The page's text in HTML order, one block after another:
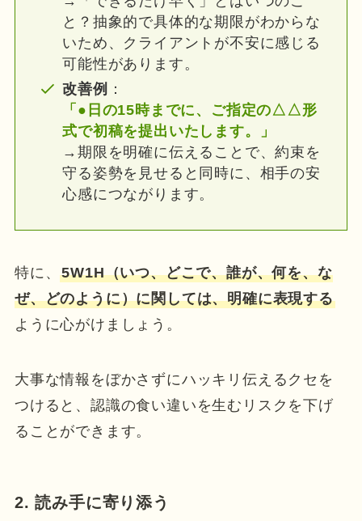
と？抽象的で具体的な期限がわからな
いため、クライアントが不安に感じる
可能性があります。
改善例 ：
「●日の15時までに、ご指定の△△形
式で初稿を提出いたします。」
→期限を明確に伝えることで、約束を
守る姿勢を見せると同時に、相手の安
心感につながります。
特に、5W1H（いつ、どこで、誰が、何を、な
ぜ、どのように）に関しては、明確に表現する
ように心がけましょう。
大事な情報をぼかさずにハッキリ伝えるクセを
つけると、認識の食い違いを生むリスクを下げ
ることができます。
2. 読み手に寄り添う